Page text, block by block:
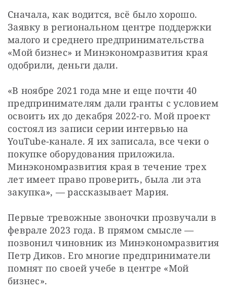
Сначала, как водится, всё было хорошо.
Заявку в региональном центре поддержки
малого и среднего предпринимательства
«Мой бизнес» и Минэкономразвития края
одобрили, деньги дали.
«В ноябре 2021 года мне и еще почти 40
предпринимателям дали гранты с условием
освоить их до декабря 2022-го. Мой проект
состоял из записи серии интервью на
YouTube-канале. Я их записала, все чеки о
покупке оборудования приложила.
Минэкономразвития края в течение трех
лет имеет право проверить, была ли эта
закупка», — рассказывает Мария.
Первые тревожные звоночки прозвучали в
феврале 2023 года. В прямом смысле —
позвонил чиновник из Минэкономразвития
Петр Диков. Его многие предприниматели
помнят по своей учебе в центре «Мой
бизнес».